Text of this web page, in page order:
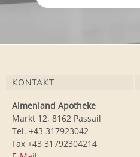
KONTAKT
Almenland Apotheke
Markt 12, 8162 Passail
Tel. +43 317923042
Fax +43 31792304214